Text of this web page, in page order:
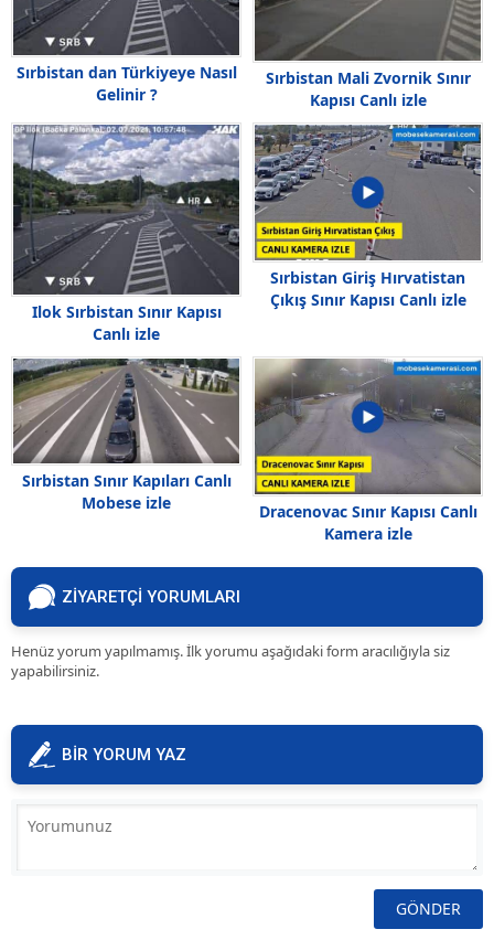
Sırbistan dan Türkiyeye Nasıl
Gelinir ?
Sırbistan Mali Zvornik Sınır
Kapısı Canlı izle
Ilok Sırbistan Sınır Kapısı
Canlı izle
Sırbistan Giriş Hırvatistan
Çıkış Sınır Kapısı Canlı izle
Sırbistan Sınır Kapıları Canlı
Mobese izle
Dracenovac Sınır Kapısı Canlı
Kamera izle
ZİYARETÇİ YORUMLARI
Henüz yorum yapılmamış. İlk yorumu aşağıdaki form aracılığıyla siz
yapabilirsiniz.
BİR YORUM YAZ